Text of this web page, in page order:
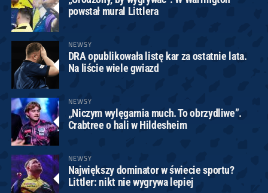
powstał mural Littlera
NEWSY
DRA opublikowała listę kar za ostatnie lata.
Na liście wiele gwiazd
NEWSY
„Niczym wylęgarnia much. To obrzydliwe”.
Crabtree o hali w Hildesheim
NEWSY
Największy dominator w świecie sportu?
Littler: nikt nie wygrywa lepiej